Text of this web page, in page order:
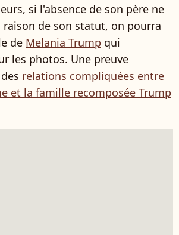
si l'absence de son père ne
raison de son statut, on pourra
de Melania Trump qui
les photos. Une preuve
relations compliquées entre
et la famille recomposée Trump